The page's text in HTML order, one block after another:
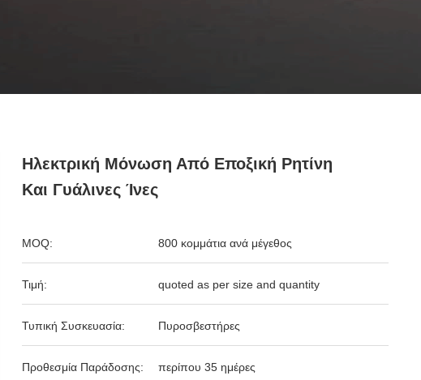
Ηλεκτρική Μόνωση Από Εποξική Ρητίνη
Και Γυάλινες Ίνες
MOQ: 800 κομμάτια ανά μέγεθος
Τιμή: quoted as per size and quantity
Τυπική Συσκευασία: Πυροσβεστήρες
Προθεσμία Παράδοσης: περίπου 35 ημέρες